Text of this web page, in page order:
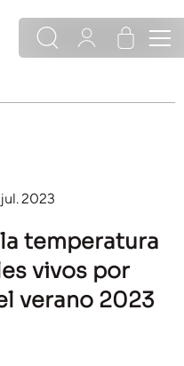
jul. 2023
temperatura
vivos por
verano 2023